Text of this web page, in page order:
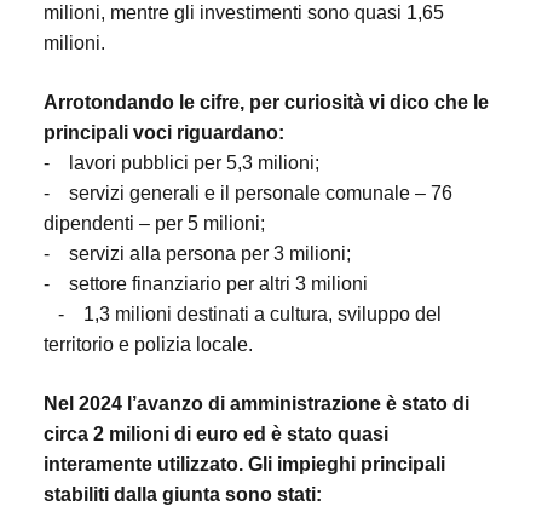
milioni, mentre gli investimenti sono quasi 1,65
milioni.
Arrotondando le cifre, per curiosità vi dico che le
principali voci riguardano:
-
lavori pubblici per 5,3 milioni;
-
servizi generali e il personale comunale – 76
dipendenti – per 5 milioni;
-
servizi alla persona per 3 milioni;
-
settore finanziario per altri 3 milioni
-
1,3 milioni destinati a cultura, sviluppo del
territorio e polizia locale.
Nel 2024 l’avanzo di amministrazione è stato di
circa 2 milioni di euro ed è stato quasi
interamente utilizzato. Gli impieghi principali
stabiliti dalla giunta sono stati: